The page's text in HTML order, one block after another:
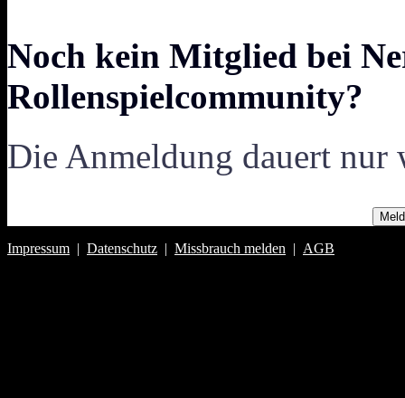
Noch kein Mitglied bei
Rollenspielcommunity?
Die Anmeldung dauert
Impressum | Datenschutz | Missbrauch melden | AGB